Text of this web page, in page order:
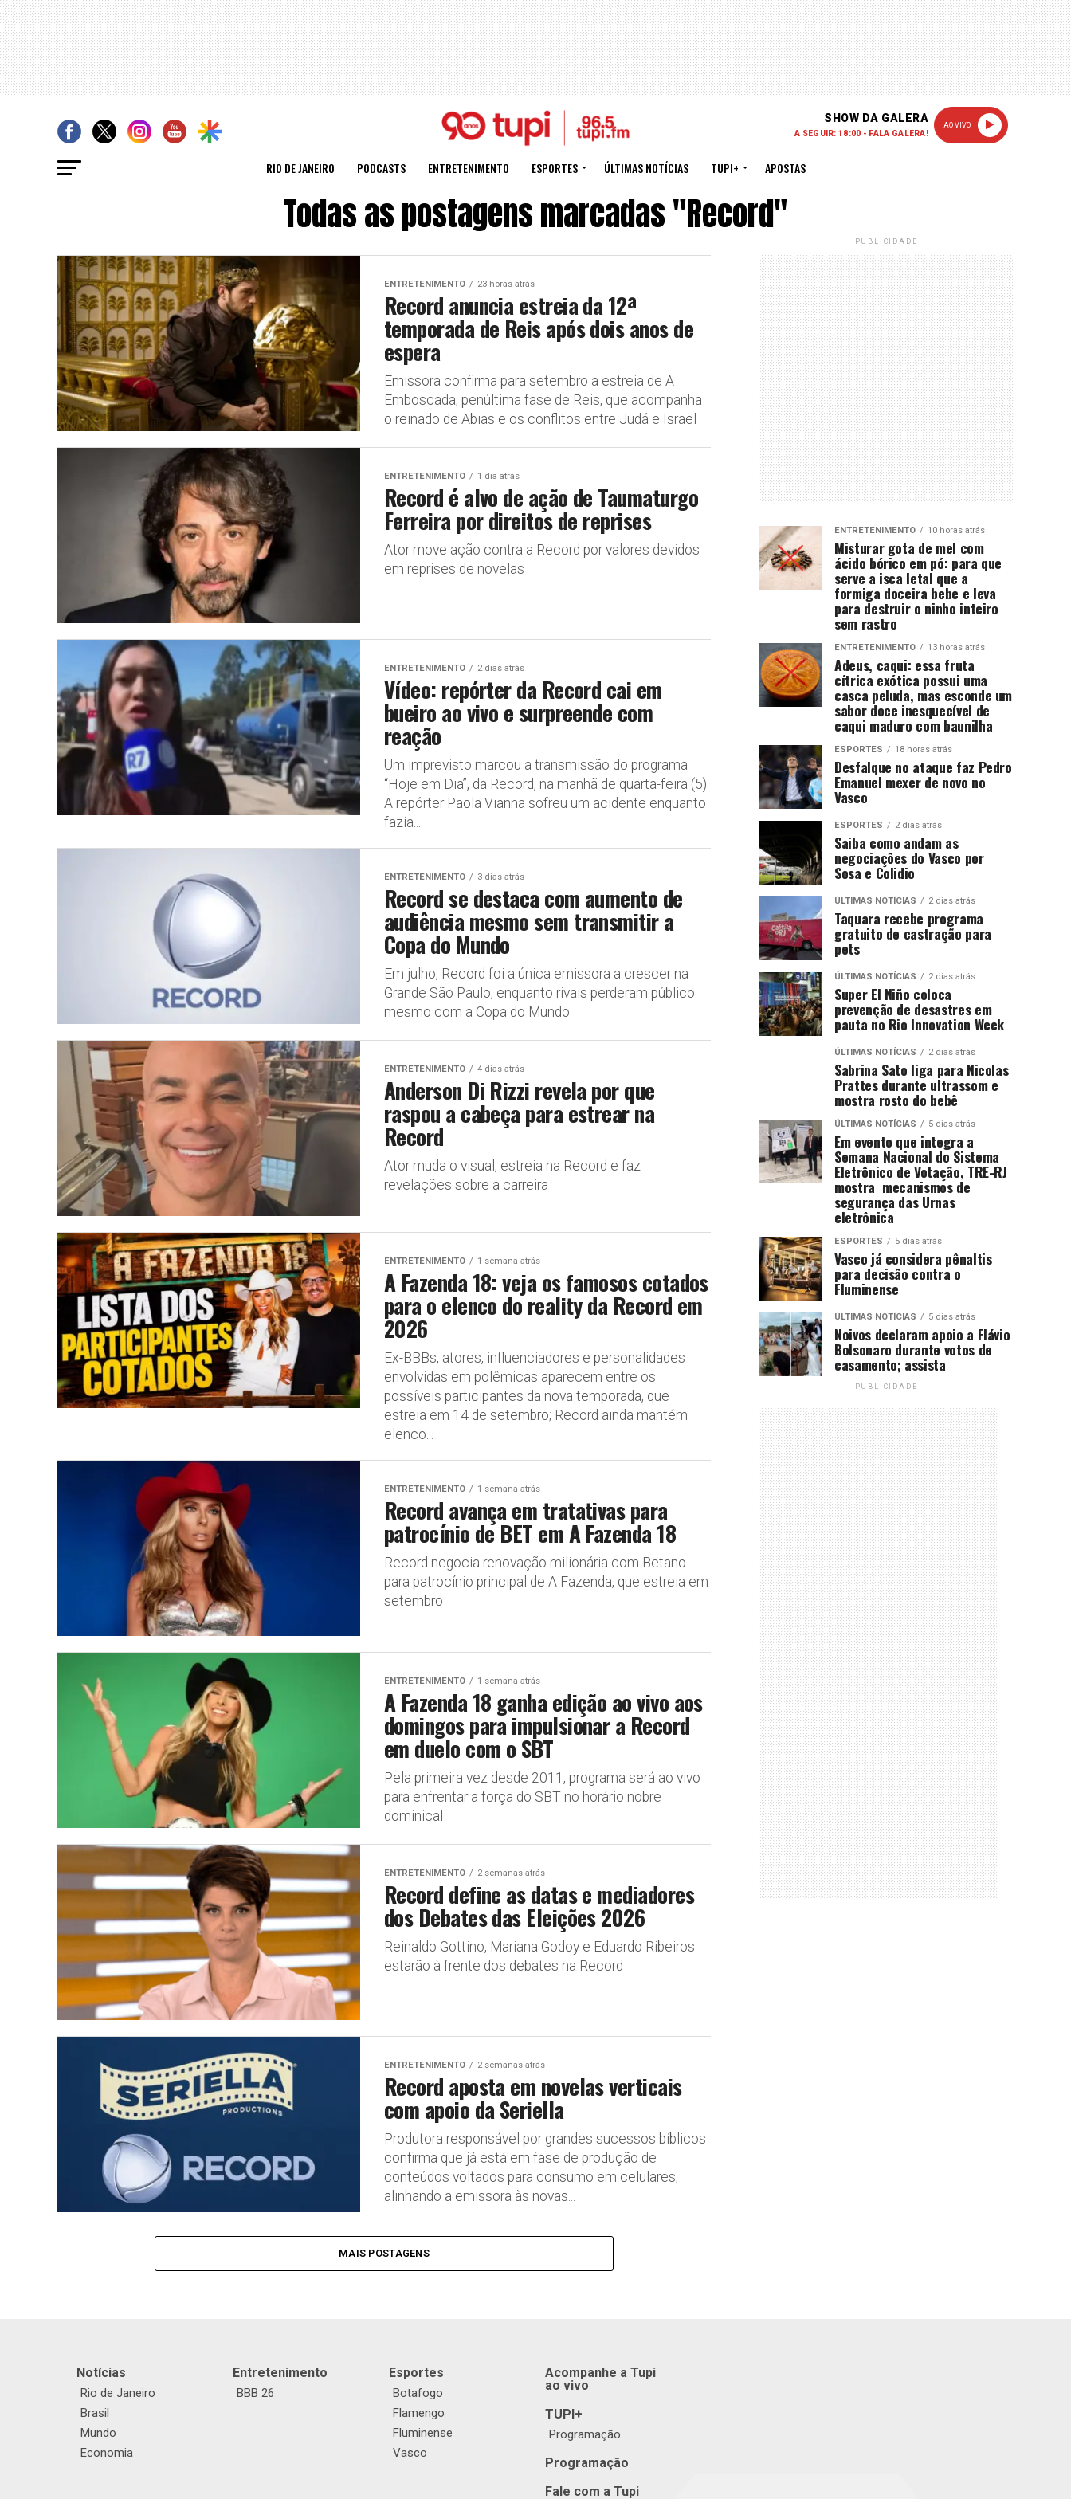
SHOW DA GALERA
A SEGUIR: 18:00 - FALA GALERA!
AO VIVO
RIO DE JANEIRO PODCASTS ENTRETENIMENTO ESPORTES ÚLTIMAS NOTÍCIAS TUPI+ APOSTAS
Todas as postagens marcadas "Record"
ENTRETENIMENTO 23 horas atrás
Record anuncia estreia da 12ª
temporada de Reis após dois anos de
espera
Emissora confirma para setembro a estreia de A
Emboscada, penúltima fase de Reis, que acompanha
o reinado de Abias e os conflitos entre Judá e Israel
ENTRETENIMENTO 1 dia atrás
Record é alvo de ação de Taumaturgo
Ferreira por direitos de reprises
Ator move ação contra a Record por valores devidos
em reprises de novelas
ENTRETENIMENTO 2 dias atrás
Vídeo: repórter da Record cai em
bueiro ao vivo e surpreende com
reação
Um imprevisto marcou a transmissão do programa
“Hoje em Dia”, da Record, na manhã de quarta-feira (5).
A repórter Paola Vianna sofreu um acidente enquanto
fazia...
ENTRETENIMENTO 3 dias atrás
Record se destaca com aumento de
audiência mesmo sem transmitir a
Copa do Mundo
Em julho, Record foi a única emissora a crescer na
Grande São Paulo, enquanto rivais perderam público
mesmo com a Copa do Mundo
ENTRETENIMENTO 4 dias atrás
Anderson Di Rizzi revela por que
raspou a cabeça para estrear na
Record
Ator muda o visual, estreia na Record e faz
revelações sobre a carreira
ENTRETENIMENTO 1 semana atrás
A Fazenda 18: veja os famosos cotados
para o elenco do reality da Record em
2026
Ex-BBBs, atores, influenciadores e personalidades
envolvidas em polêmicas aparecem entre os
possíveis participantes da nova temporada, que
estreia em 14 de setembro; Record ainda mantém
elenco...
ENTRETENIMENTO 1 semana atrás
Record avança em tratativas para
patrocínio de BET em A Fazenda 18
Record negocia renovação milionária com Betano
para patrocínio principal de A Fazenda, que estreia em
setembro
ENTRETENIMENTO 1 semana atrás
A Fazenda 18 ganha edição ao vivo aos
domingos para impulsionar a Record
em duelo com o SBT
Pela primeira vez desde 2011, programa será ao vivo
para enfrentar a força do SBT no horário nobre
dominical
ENTRETENIMENTO 2 semanas atrás
Record define as datas e mediadores
dos Debates das Eleições 2026
Reinaldo Gottino, Mariana Godoy e Eduardo Ribeiros
estarão à frente dos debates na Record
ENTRETENIMENTO 2 semanas atrás
Record aposta em novelas verticais
com apoio da Seriella
Produtora responsável por grandes sucessos bíblicos
confirma que já está em fase de produção de
conteúdos voltados para consumo em celulares,
alinhando a emissora às novas...
MAIS POSTAGENS
PUBLICIDADE
ENTRETENIMENTO 10 horas atrás
Misturar gota de mel com
ácido bórico em pó: para que
serve a isca letal que a
formiga doceira bebe e leva
para destruir o ninho inteiro
sem rastro
ENTRETENIMENTO 13 horas atrás
Adeus, caqui: essa fruta
cítrica exótica possui uma
casca peluda, mas esconde um
sabor doce inesquecível de
caqui maduro com baunilha
ESPORTES 18 horas atrás
Desfalque no ataque faz Pedro
Emanuel mexer de novo no
Vasco
ESPORTES 2 dias atrás
Saiba como andam as
negociações do Vasco por
Sosa e Colidio
ÚLTIMAS NOTÍCIAS 2 dias atrás
Taquara recebe programa
gratuito de castração para
pets
ÚLTIMAS NOTÍCIAS 2 dias atrás
Super El Niño coloca
prevenção de desastres em
pauta no Rio Innovation Week
ÚLTIMAS NOTÍCIAS 2 dias atrás
Sabrina Sato liga para Nicolas
Prattes durante ultrassom e
mostra rosto do bebê
ÚLTIMAS NOTÍCIAS 5 dias atrás
Em evento que integra a
Semana Nacional do Sistema
Eletrônico de Votação, TRE-RJ
mostra mecanismos de
segurança das Urnas
eletrônica
ESPORTES 5 dias atrás
Vasco já considera pênaltis
para decisão contra o
Fluminense
ÚLTIMAS NOTÍCIAS 5 dias atrás
Noivos declaram apoio a Flávio
Bolsonaro durante votos de
casamento; assista
PUBLICIDADE
Notícias
Rio de Janeiro
Brasil
Mundo
Economia
Entretenimento
BBB 26
Esportes
Botafogo
Flamengo
Fluminense
Vasco
Acompanhe a Tupi
ao vivo
TUPI+
Programação
Programação
Fale com a Tupi